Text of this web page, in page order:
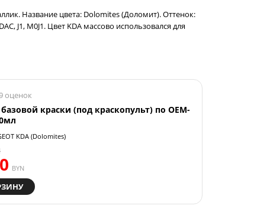
Название цвета: Dolomites (Доломит). Оттенок:
J1, M0J1. Цвет KDA массово использовался для
оценок
краски (под краскопульт) по OEM-
KDA (Dolomites)
BYN